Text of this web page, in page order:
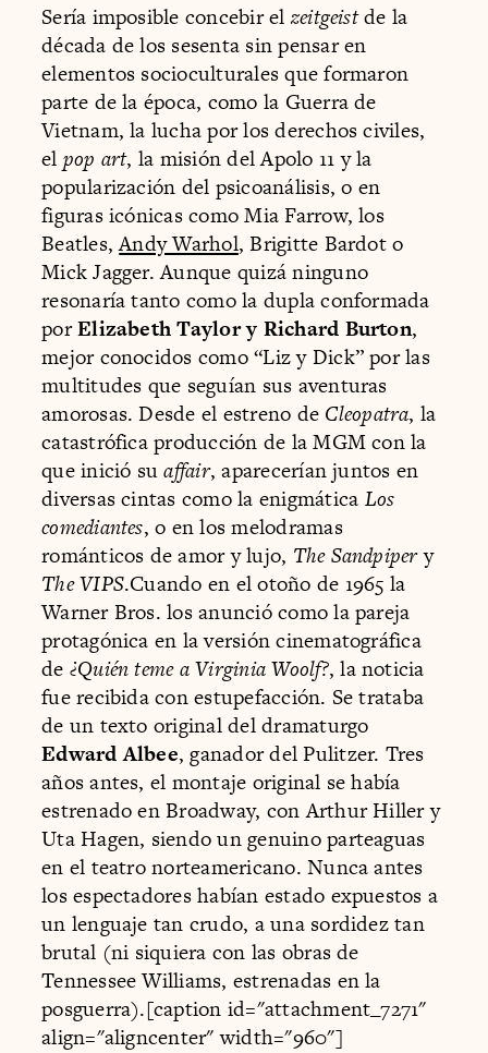
Sería imposible concebir el zeitgeistde la
década de los sesenta sin pensar en
elementos socioculturales que formaron
parte de la época, como la Guerra de
Vietnam, la lucha por los derechos civiles,
el pop art, la misión del Apolo 11 y la
popularización del psicoanálisis, o en
figuras icónicas como Mia Farrow, los
Beatles,Andy Warhol, Brigitte Bardot o
Mick Jagger. Aunque quizá ninguno
resonaría tanto como la dupla conformada
porElizabeth Taylor y Richard Burton,
mejor conocidos como “Liz y Dick” por las
multitudes que seguían sus aventuras
amorosas. Desde el estreno de Cleopatra, la
catastrófica producción de la MGM con la
que inició suaffair, aparecerían juntos en
diversas cintas como la enigmática Los
comediantes, o en los melodramas
románticos de amor y lujo, The Sandpipery
The VIPS.Cuando en el otoño de 1965 la
Warner Bros. los anunció como la pareja
protagónica en la versión cinematográfica
de ¿Quién teme a Virginia Woolf?, la noticia
fue recibida con estupefacción. Se trataba
de un texto original del dramaturgo
Edward Albee, ganador del Pulitzer. Tres
años antes, el montaje original se había
estrenado en Broadway, con Arthur Hiller y
Uta Hagen, siendo un genuino parteaguas
en el teatro norteamericano. Nunca antes
los espectadores habían estado expuestos a
un lenguaje tan crudo, a una sordidez tan
brutal (ni siquiera con las obras de
Tennessee Williams, estrenadas en la
posguerra).[caption id="attachment_7271"
align="aligncenter" width="960"]